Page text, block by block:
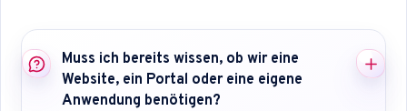
Muss ich bereits wissen, ob wir eine
Website, ein Portal oder eine eigene
Anwendung benötigen?